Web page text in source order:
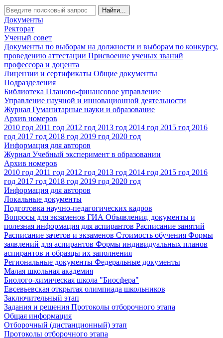
Найти...
Документы
Ректорат
Ученый совет
Документы по выборам на должности и выборам по конкурсу,
проведению аттестации Присвоение ученых званий
профессора и доцента
Лицензии и сертификаты Общие документы
Подразделения
Библиотека Планово-финансовое управление
Управление научной и инновационной деятельности
Журнал Гуманитарные науки и образование
Архив номеров
2010 год 2011 год 2012 год 2013 год 2014 год 2015 год 2016
год 2017 год 2018 год 2019 год 2020 год
Информация для авторов
Журнал Учебный эксперимент в образовании
Архив номеров
2010 год 2011 год 2012 год 2013 год 2014 год 2015 год 2016
год 2017 год 2018 год 2019 год 2020 год
Информация для авторов
Локальные документы
Подготовка научно-педагогических кадров
Вопросы для экзаменов ГИА Объявления, документы и
полезная информация для аспирантов Расписание занятий
Расписание зачетов и экзаменов Стоимость обучения Формы
заявлений для аспирантов Формы индивидуальных планов
аспирантов и образцы их заполнения
Региональные документы Федеральные документы
Малая школьная академия
Биолого-химическая школа "Биосфера"
Евсевьевская открытая олимпиада школьников
Заключительный этап
Задания и решения Протоколы отборочного этапа
Общая информация
Отборочный (дистанционный) этап
Протоколы отборочного этапа